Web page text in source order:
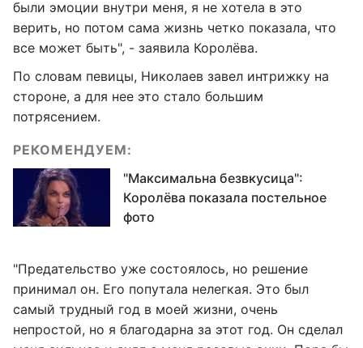
были эмоции внутри меня, я не хотела в это
верить, но потом сама жизнь четко показала, что
все может быть", - заявила Королёва.
По словам певицы, Николаев завел интрижку на
стороне, а для нее это стало большим
потрясением.
РЕКОМЕНДУЕМ:
"Максимальна безвкусица":
Королёва показала постельное
фото
"Предательство уже состоялось, но решение
принимал он. Его попутала нелегкая. Это был
самый трудный год в моей жизни, очень
непростой, но я благодарна за этот год. Он сделал